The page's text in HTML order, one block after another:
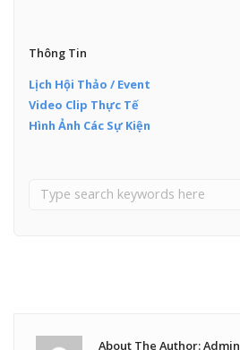
Thông Tin
Lịch Hội Thảo / Event
Video Clip Thực Tế
Hình Ảnh Các Sự Kiện
About The Author: Admin